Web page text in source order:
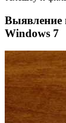
Выявление
Windows 7